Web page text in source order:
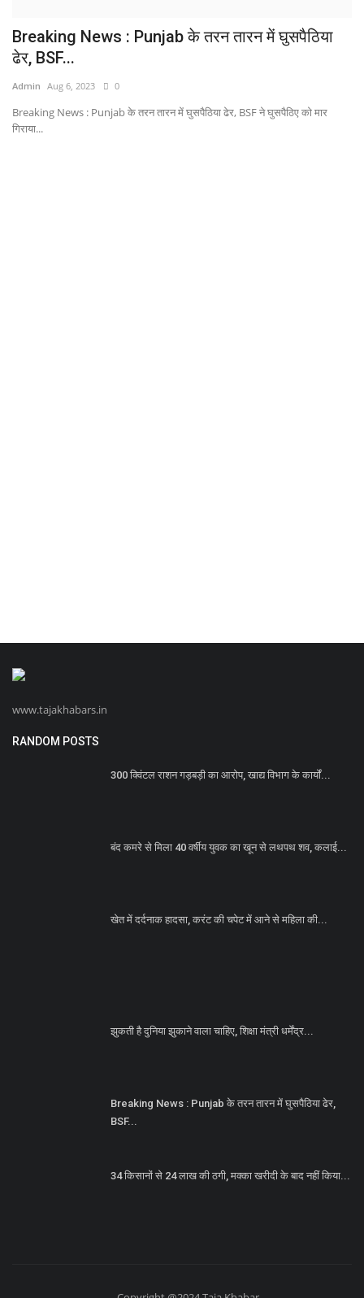
Breaking News : Punjab के तरन तारन में घुसपैठिया
ढेर, BSF...
Admin Aug 6, 2023 0
Breaking News : Punjab के तरन तारन में घुसपैठिया ढेर, BSF ने घुसपैठिए को मार
गिराया...
www.tajakhabars.in
RANDOM POSTS
300 क्विंटल राशन गड़बड़ी का आरोप, खाद्य विभाग के कार्यों...
बंद कमरे से मिला 40 वर्षीय युवक का खून से लथपथ शव, कलाई...
खेत में दर्दनाक हादसा, करंट की चपेट में आने से महिला की...
झुकती है दुनिया झुकाने वाला चाहिए, शिक्षा मंत्री धर्मेंद्र...
Breaking News : Punjab के तरन तारन में घुसपैठिया ढेर,
BSF...
34 किसानों से 24 लाख की ठगी, मक्का खरीदी के बाद नहीं किया...